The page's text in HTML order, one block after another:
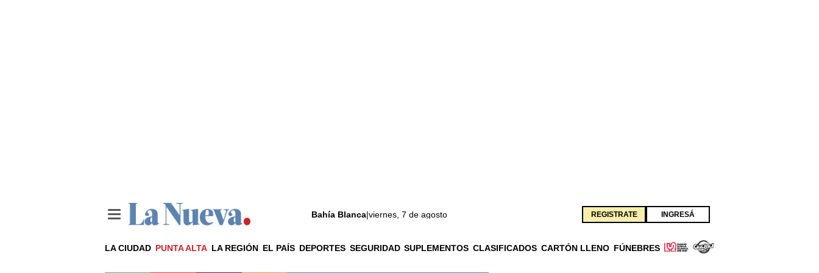
Bahía Blanca|viernes, 7 de agosto REGISTRATE INGRESÁ
LA CIUDAD PUNTA ALTA LA REGIÓN EL PAÍS DEPORTES SEGURIDAD SUPLEMENTOS CLASIFICADOS CARTÓN LLENO FÚNEBRES